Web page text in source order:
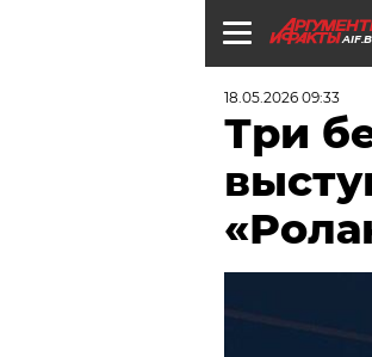
18.05.2026 09:33
Три